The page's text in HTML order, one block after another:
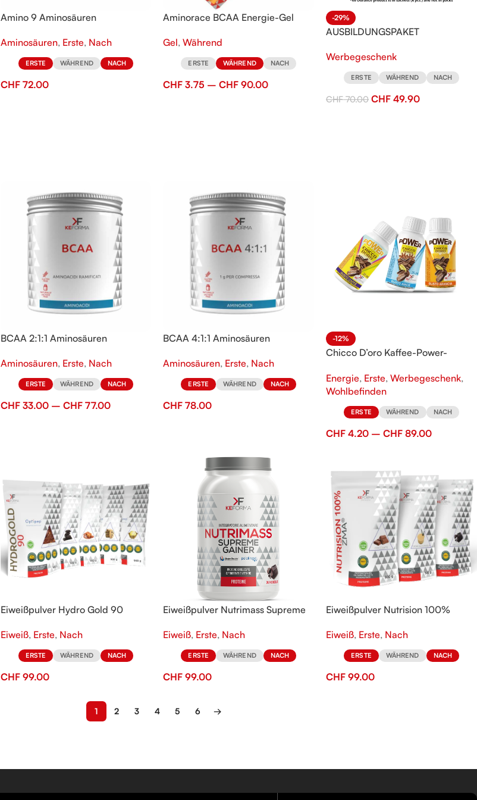
Amino 9 Aminosäuren
Aminosäuren, Erste, Nach
ERSTE WÄHREND NACH
CHF72.00
Aminorace BCAA Energie-Gel
Gel, Während
ERSTE WÄHREND NACH
CHF 3.75 –CHF 90.00
-29%
AUSBILDUNGSPAKET
Werbegeschenk
ERSTE WÄHREND NACH
CHF70.00 CHF 49.90
BCAA 2:1:1 Aminosäuren
Aminosäuren, Erste, Nach
ERSTE WÄHREND NACH
CHF33.00 – CHF77.00
BCAA 4:1:1 Aminosäuren
Aminosäuren, Erste, Nach
ERSTE WÄHREND NACH
CHF 78.00
-12%
Chicco D’oro Kaffee-Power-
Energie, Erste, Werbegeschenk,
Wohlbefinden
ERSTE WÄHREND NACH
CHF 4.20 –CHF 89.00
Eiweißpulver Hydro Gold 90
Eiweiß, Erste, Nach
ERSTE WÄHREND NACH
CHF99.00
Eiweißpulver Nutrimass Supreme
Eiweiß, Erste, Nach
ERSTE WÄHREND NACH
CHF 99.00
Eiweißpulver Nutrision 100%
Eiweiß, Erste, Nach
ERSTE WÄHREND NACH
CHF 99.00
1 2 3 4 5 6 →